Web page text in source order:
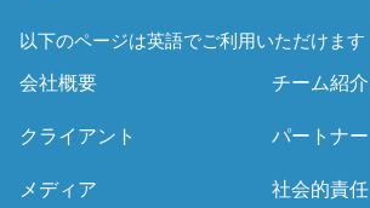
以下のページは英語でご利用いただけます
会社概要 チーム紹介
クライアント パートナー
メディア 社会的責任